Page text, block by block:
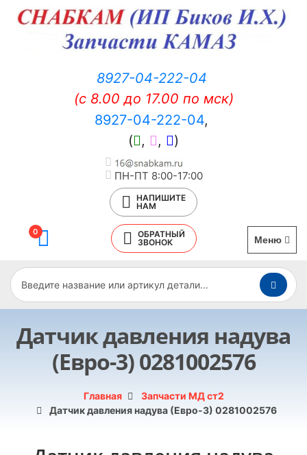
8927-04-222-04
(c 8.00 до 17.00 по мск)
8927-04-222-04,
(
, , )
ПН-ПТ 8:00-17:00
НАПИШИТЕ
НАМ
0
ОБРАТНЫЙ
ЗВОНОК
Меню
Датчик давления надува
(Евро-3) 0281002576
Главная
Запчасти МД ст2
Датчик давления надува (Евро-3) 0281002576